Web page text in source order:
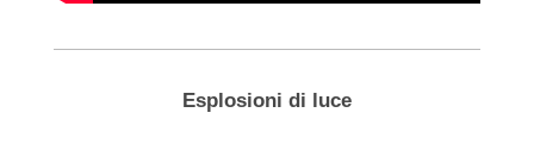
Esplosioni di luce